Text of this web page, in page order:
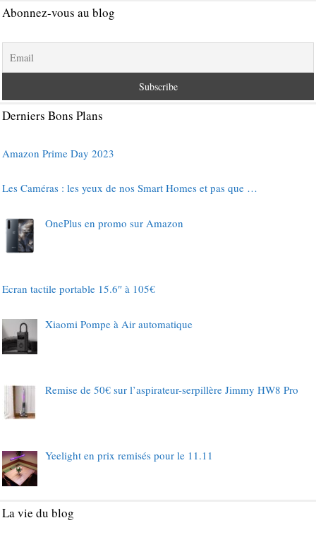
Abonnez-vous au blog
Derniers Bons Plans
Amazon Prime Day 2023
Les Caméras : les yeux de nos Smart Homes et pas que …
OnePlus en promo sur Amazon
Ecran tactile portable 15.6″ à 105€
Xiaomi Pompe à Air automatique
Remise de 50€ sur l’aspirateur-serpillère Jimmy HW8 Pro
Yeelight en prix remisés pour le 11.11
La vie du blog